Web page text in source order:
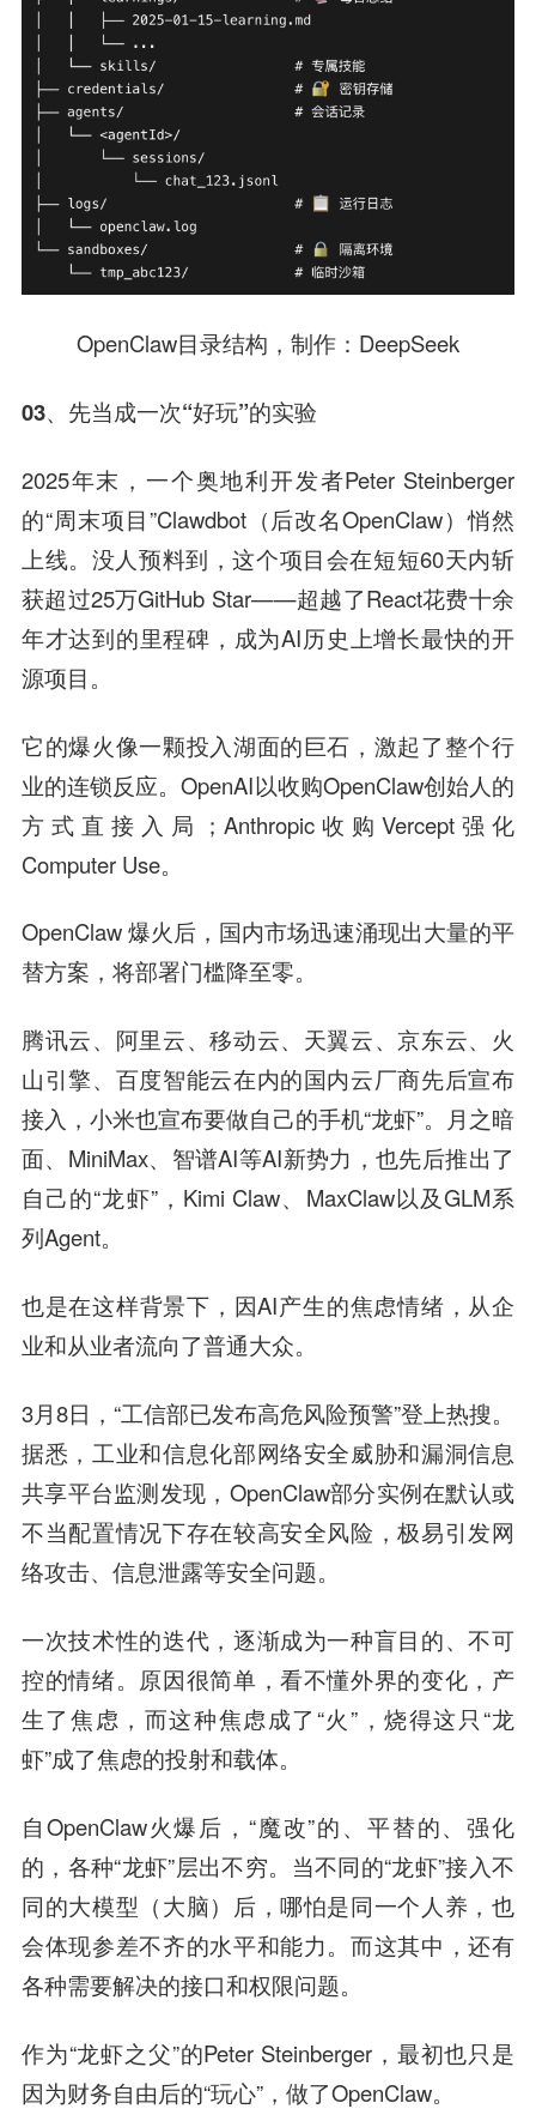
OpenClaw目录结构，制作：DeepSeek
03、先当成一次“好玩”的实验
2025年末，一个奥地利开发者Peter Steinberger
的“周末项目”Clawdbot（后改名OpenClaw）悄然
上线。没人预料到，这个项目会在短短60天内斩
获超过25万GitHub Star——超越了React花费十余
年才达到的里程碑，成为AI历史上增长最快的开
源项目。
它的爆火像一颗投入湖面的巨石，激起了整个行
业的连锁反应。OpenAI以收购OpenClaw创始人的
方式直接入局；Anthropic收购Vercept强化
Computer Use。
OpenClaw 爆火后，国内市场迅速涌现出大量的平
替方案，将部署门槛降至零。
腾讯云、阿里云、移动云、天翼云、京东云、火
山引擎、百度智能云在内的国内云厂商先后宣布
接入，小米也宣布要做自己的手机“龙虾”。月之暗
面、MiniMax、智谱AI等AI新势力，也先后推出了
自己的“龙虾”，Kimi Claw、MaxClaw以及GLM系
列Agent。
也是在这样背景下，因AI产生的焦虑情绪，从企
业和从业者流向了普通大众。
3月8日，“工信部已发布高危风险预警”登上热搜。
据悉，工业和信息化部网络安全威胁和漏洞信息
共享平台监测发现，OpenClaw部分实例在默认或
不当配置情况下存在较高安全风险，极易引发网
络攻击、信息泄露等安全问题。
一次技术性的迭代，逐渐成为一种盲目的、不可
控的情绪。原因很简单，看不懂外界的变化，产
生了焦虑，而这种焦虑成了“火”，烧得这只“龙
虾”成了焦虑的投射和载体。
自OpenClaw火爆后，“魔改”的、平替的、强化
的，各种“龙虾”层出不穷。当不同的“龙虾”接入不
同的大模型（大脑）后，哪怕是同一个人养，也
会体现参差不齐的水平和能力。而这其中，还有
各种需要解决的接口和权限问题。
作为“龙虾之父”的Peter Steinberger，最初也只是
因为财务自由后的“玩心”，做了OpenClaw。